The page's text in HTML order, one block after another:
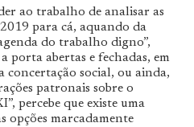
ao trabalho de analisar as
para cá, aquando da
do trabalho digno”,
porta abertas e fechadas, em
concertação social, ou ainda,
patronais sobre o
percebe que existe uma
opções marcadamente